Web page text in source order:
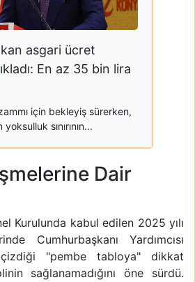
asgari ücret
En az 35 bin lira
için bekleyiş sürerken,
sınırının...
Dair
Kurulunda kabul edilen 2025 yılı
Cumhurbaşkanı Yardımcısı
çizdiği "pembe tabloya" dikkat
sağlanamadığını öne sürdü.